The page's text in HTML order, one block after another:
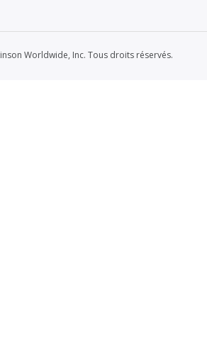
Worldwide, Inc. Tous droits réservés.